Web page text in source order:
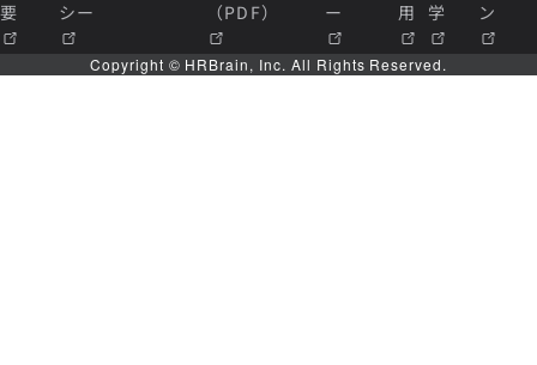
要
シー
（PDF）
ー
用
学
ン
Copyright © HRBrain, Inc. All Rights Reserved.